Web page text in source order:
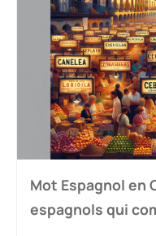
Mot Espagnol en
espagnols qui